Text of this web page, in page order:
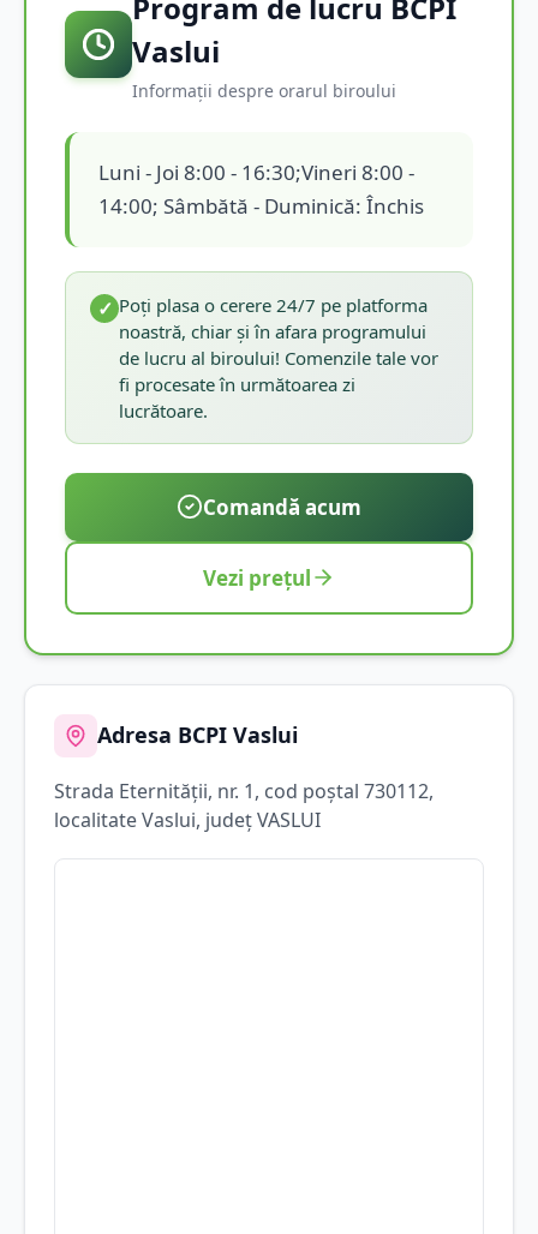
Vaslui
Informații despre orarul biroului
Luni - Joi 8:00 - 16:30;Vineri 8:00 -
14:00; Sâmbătă - Duminică: Închis
✓ Poți plasa o cerere 24/7 pe platforma
noastră, chiar și în afara programului
de lucru al biroului! Comenzile tale vor
fi procesate în următoarea zi
lucrătoare.
Comandă acum
Vezi prețul
Adresa BCPI Vaslui
Strada Eternităţii, nr. 1, cod poștal 730112,
localitateVaslui, județVASLUI